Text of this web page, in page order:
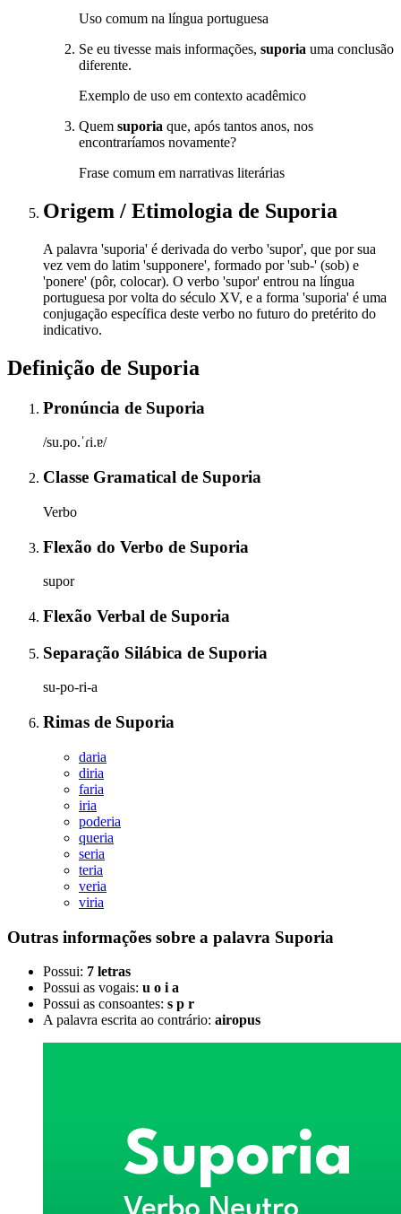
Uso comum na língua portuguesa
Se eu tivesse mais informações, suporia uma conclusão
diferente.
Exemplo de uso em contexto acadêmico
Quem suporia que, após tantos anos, nos
encontraríamos novamente?
Frase comum em narrativas literárias
Origem / Etimologia de Suporia
A palavra 'suporia' é derivada do verbo 'supor', que por sua
vez vem do latim 'supponere', formado por 'sub-' (sob) e
'ponere' (pôr, colocar). O verbo 'supor' entrou na língua
portuguesa por volta do século XV, e a forma 'suporia' é uma
conjugação específica deste verbo no futuro do pretérito do
indicativo.
Definição de Suporia
Pronúncia de Suporia
/su.po.ˈɾi.ɐ/
Classe Gramatical de Suporia
Verbo
Flexão do Verbo de Suporia
supor
Flexão Verbal de Suporia
Separação Silábica de Suporia
su-po-ri-a
Rimas de Suporia
daria
diria
faria
iria
poderia
queria
seria
teria
veria
viria
Outras informações sobre a palavra Suporia
Possui: 7 letras
Possui as vogais: u o i a
Possui as consoantes: s p r
A palavra escrita ao contrário: airopus